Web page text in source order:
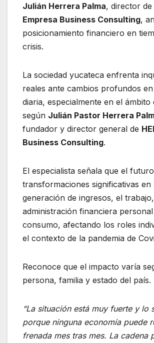
Julián Herrera Palma, director de
Empresa Business Consulting,
posicionamiento financiero en
crisis.
La sociedad yucateca enfrenta
reales ante cambios profundos
diaria, especialmente en el ámbito
según Julián Pastor Herrera
fundador y director general de
Business Consulting.
El especialista señala que el
transformaciones significativas en
generación de ingresos, el
administración financiera
consumo, afectando los roles
el contexto de la pandemia de
Reconoce que el impacto varía
persona, familia y estado del país.
“La situación está muy fuerte y lo
porque ninguna economía puede
frenada mes tras mes. La cadena